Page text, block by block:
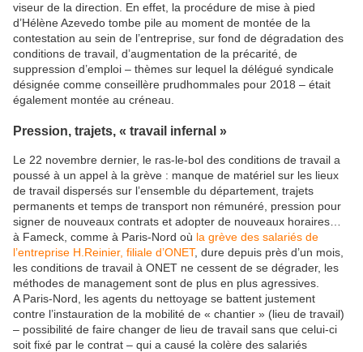
viseur de la direction. En effet, la procédure de mise à pied
d’Hélène Azevedo tombe pile au moment de montée de la
contestation au sein de l’entreprise, sur fond de dégradation des
conditions de travail, d’augmentation de la précarité, de
suppression d’emploi – thèmes sur lequel la délégué syndicale
désignée comme conseillère prudhommales pour 2018 – était
également montée au créneau.
Pression, trajets, « travail infernal »
Le 22 novembre dernier, le ras-le-bol des conditions de travail a
poussé à un appel à la grève : manque de matériel sur les lieux
de travail dispersés sur l’ensemble du département, trajets
permanents et temps de transport non rémunéré, pression pour
signer de nouveaux contrats et adopter de nouveaux horaires…
à Fameck, comme à Paris-Nord où la grève des salariés de
l’entreprise H.Reinier, filiale d’ONET, dure depuis près d’un mois,
les conditions de travail à ONET ne cessent de se dégrader, les
méthodes de management sont de plus en plus agressives.
A Paris-Nord, les agents du nettoyage se battent justement
contre l’instauration de la mobilité de « chantier » (lieu de travail)
– possibilité de faire changer de lieu de travail sans que celui-ci
soit fixé par le contrat – qui a causé la colère des salariés